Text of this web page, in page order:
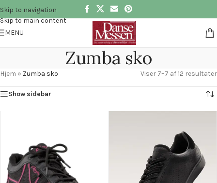
Skip to navigation
Skip to main content
MENU
Zumba sko
Hjem » Zumba sko Viser 7–7 af 12 resultater
Show sidebar